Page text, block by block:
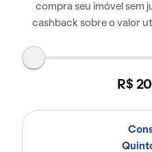
compra seu imóvel sem
cashback sobre o valor
R$